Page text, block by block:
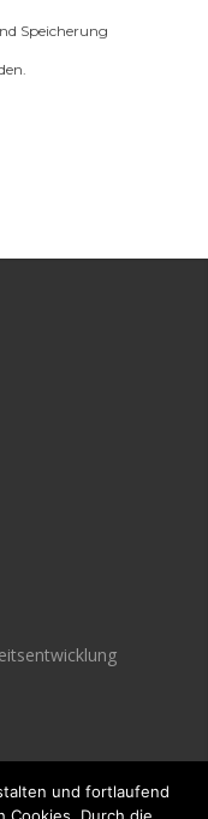
Speicherung
und fortlaufend